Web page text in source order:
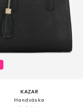
KAZAR
Handväska